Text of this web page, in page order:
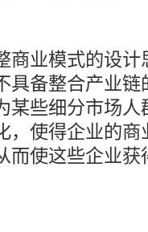
商业模式的设
具备整合产业
某些细分市场
，使得企业的
而使这些企业获